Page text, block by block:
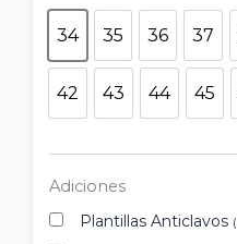
34 35 36 37
42 43 44 45
Adiciones
Plantillas Anticlavos (